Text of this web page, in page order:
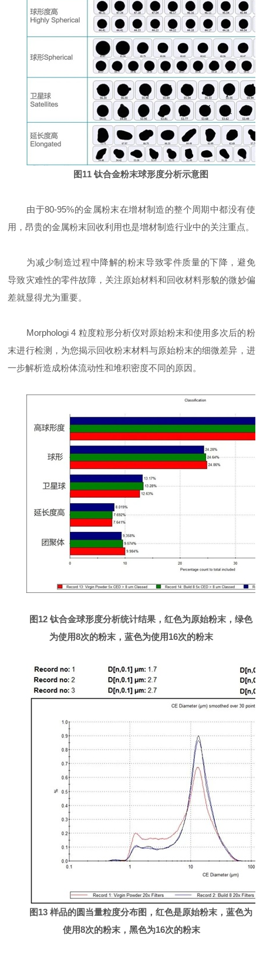
图11 钛合金粉末球形度分析示意图
由于80-95%的金属粉末在增材制造的整个周期中都没有使
用，昂贵的金属粉末回收利用也是增材制造行业中的关注重点。
为减少制造过程中降解的粉末导致零件质量的下降，避免
导致灾难性的零件故障，关注原始材料和回收材料形貌的微妙偏
差就显得尤为重要。
Morphologi 4 粒度粒形分析仪对原始粉末和使用多次后的粉
末进行检测，为您揭示回收粉末材料与原始粉末的细微差异，进
一步解析造成粉体流动性和堆积密度不同的原因。
图12 钛合金球形度分析统计结果，红色为原始粉末，绿色
为使用8次的粉末，蓝色为使用16次的粉末
图13 样品的圆当量粒度分布图，红色是原始粉末，蓝色为
使用8次的粉末，黑色为16次的粉末